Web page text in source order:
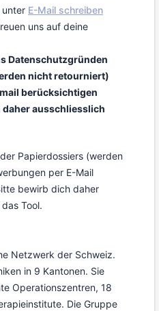
unter E-Mail schreiben
uns auf deine
Datenschutzgründen
nicht retourniert)
berücksichtigen
ausschliesslich
Papierdossiers (werden
per E-Mail
bewirb dich daher
Tool.
Netzwerk der Schweiz.
in 9 Kantonen. Sie
Operationszentren, 18
Die Gruppe